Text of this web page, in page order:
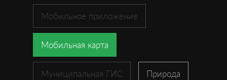
Мобильное приложение
Мобильная карта
Муниципальная ГИС Природа